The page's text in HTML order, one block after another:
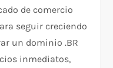
de comercio
seguir creciendo
un dominio .BR
inmediatos,